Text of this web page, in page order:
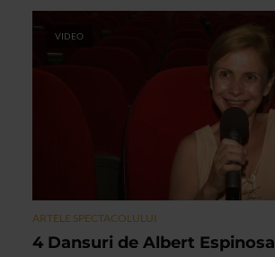
VIDEO
ARTELE SPECTACOLULUI
4 Dansuri de Albert Espinosa